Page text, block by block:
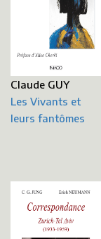
Claude GUY
Les Vivants et
leurs fantômes